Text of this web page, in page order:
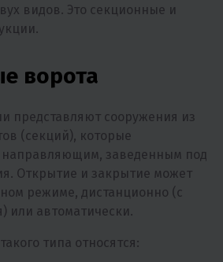
видов. Это секционные и
ворота
представляют сооружения из
(секций), которые
направляющим, заведенным под
Открытие и закрытие может
режиме, дистанционно (с
или автоматически.
типа относятся: